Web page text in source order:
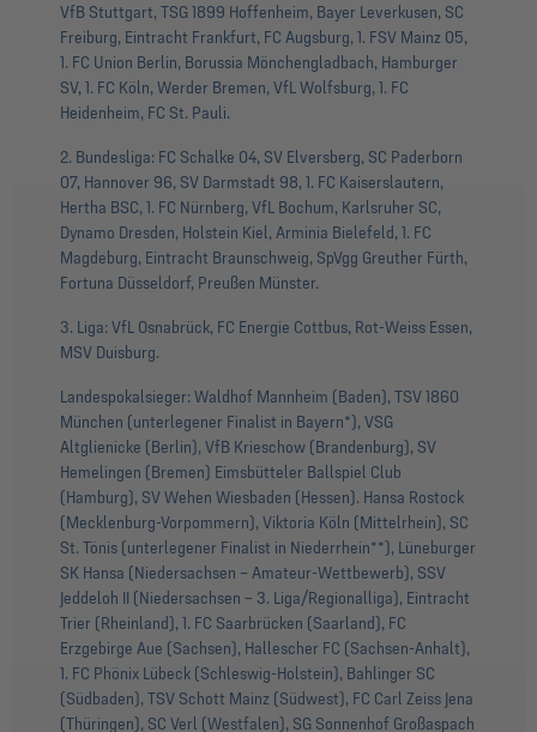
VfB Stuttgart, TSG 1899 Hoffenheim, Bayer Leverkusen, SC
Freiburg, Eintracht Frankfurt, FC Augsburg, 1. FSV Mainz 05,
1. FC Union Berlin, Borussia Mönchengladbach, Hamburger
SV, 1. FC Köln, Werder Bremen, VfL Wolfsburg, 1. FC
Heidenheim, FC St. Pauli.
2. Bundesliga: FC Schalke 04, SV Elversberg, SC Paderborn
07, Hannover 96, SV Darmstadt 98, 1. FC Kaiserslautern,
Hertha BSC, 1. FC Nürnberg, VfL Bochum, Karlsruher SC,
Dynamo Dresden, Holstein Kiel, Arminia Bielefeld, 1. FC
Magdeburg, Eintracht Braunschweig, SpVgg Greuther Fürth,
Fortuna Düsseldorf, Preußen Münster.
3. Liga: VfL Osnabrück, FC Energie Cottbus, Rot-Weiss Essen,
MSV Duisburg.
Landespokalsieger: Waldhof Mannheim (Baden), TSV 1860
München (unterlegener Finalist in Bayern*), VSG
Altglienicke (Berlin), VfB Krieschow (Brandenburg), SV
Hemelingen (Bremen) Eimsbütteler Ballspiel Club
(Hamburg), SV Wehen Wiesbaden (Hessen). Hansa Rostock
(Mecklenburg-Vorpommern), Viktoria Köln (Mittelrhein), SC
St. Tönis (unterlegener Finalist in Niederrhein**), Lüneburger
SK Hansa (Niedersachsen – Amateur-Wettbewerb), SSV
Jeddeloh II (Niedersachsen – 3. Liga/Regionalliga), Eintracht
Trier (Rheinland), 1. FC Saarbrücken (Saarland), FC
Erzgebirge Aue (Sachsen), Hallescher FC (Sachsen-Anhalt),
1. FC Phönix Lübeck (Schleswig-Holstein), Bahlinger SC
(Südbaden), TSV Schott Mainz (Südwest), FC Carl Zeiss Jena
(Thüringen), SC Verl (Westfalen), SG Sonnenhof Großaspach